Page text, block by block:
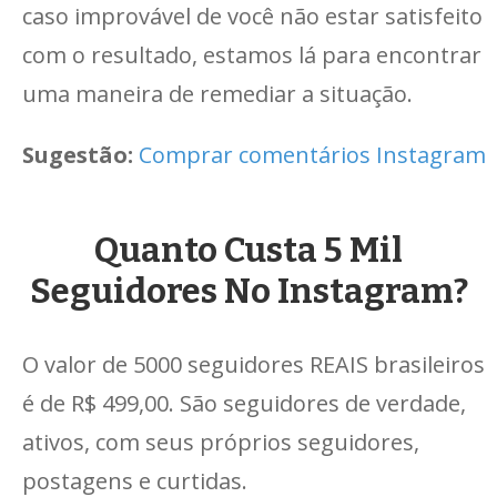
caso improvável de você não estar satisfeito
com o resultado, estamos lá para encontrar
uma maneira de remediar a situação.
Sugestão: Comprar comentários Instagram
Quanto Custa 5 Mil
Seguidores No Instagram?
O valor de 5000 seguidores REAIS brasileiros
é de R$ 499,00. São seguidores de verdade,
ativos, com seus próprios seguidores,
postagens e curtidas.